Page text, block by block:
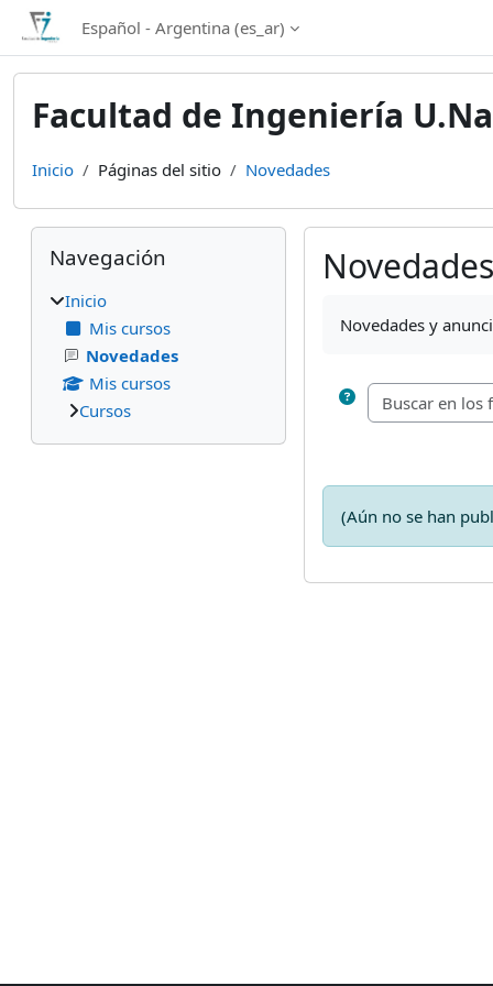
Salta al contenido principal
Español - Argentina ‎(es_ar)‎
Facultad de Ingeniería
Inicio Páginas del sitio Novedades
Novedades
Novedades y
(Aún no se han
Bloques
Salta Navegación
Navegación
Inicio
Mis cursos
Novedades
Mis cursos
Cursos